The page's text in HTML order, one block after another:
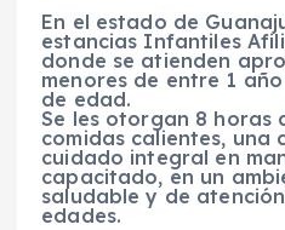
En el estado de
estancias Infantiles
donde se atienden
menores de entre 1
de edad.
Se les otorgan 8 horas
comidas calientes, una
cuidado integral en
capacitado, en un
saludable y de
edades.